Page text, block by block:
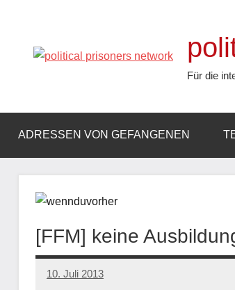
springen
Für die
ADRESSEN VON GEFANGENEN
[FFM] keine
10. Juli 2013
admin